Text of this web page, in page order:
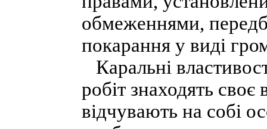
обмеженнями,
покарання у виді
Каральні
робіт знаходять
відчувають на собі